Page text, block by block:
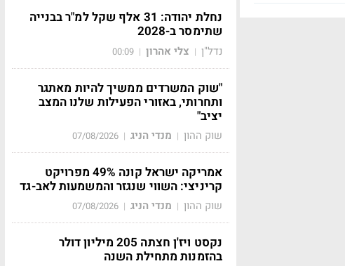
נחלת יהודה: 31 אלף שקל למ"ר בבנייה
שתימסר ב-2028
נדל"ן | צלי אהרון |
00:09
"שוק המשרדים ממשיך להיות מאתגר
ותחרותי, באזורי הפעילות שלנו המצב
יציב"
שוק ההון | מנדי הניג |
07/08/2026
אמריקה ישראל קונה 49% מפרויקט
קריניצי: השווי שנגזר והמשמעות לאב-גד
שוק ההון | מנדי הניג |
07/08/2026
נקסט ויז'ן חצתה 205 מיליון דולר
בהזמנות מתחילת השנה